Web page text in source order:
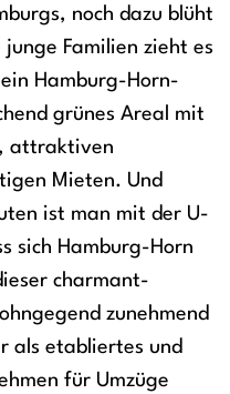
noch dazu blüht
Familien zieht es
Hamburg-Horn-
grünes Areal mit
attraktiven
Mieten. Und
ist man mit der U-
sich Hamburg-Horn
charmant-
zunehmend
als etabliertes und
für Umzüge